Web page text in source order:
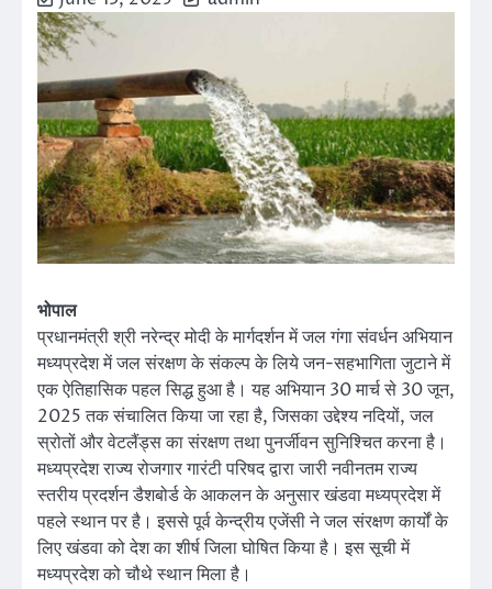
भोपाल
प्रधानमंत्री श्री नरेन्द्र मोदी के मार्गदर्शन में जल गंगा संवर्धन अभियान
मध्यप्रदेश में जल संरक्षण के संकल्प के लिये जन-सहभागिता जुटाने में
एक ऐतिहासिक पहल सिद्ध हुआ है। यह अभियान 30 मार्च से 30 जून,
2025 तक संचालित किया जा रहा है, जिसका उद्देश्य नदियों, जल
स्रोतों और वेटलैंड्स का संरक्षण तथा पुनर्जीवन सुनिश्चित करना है।
मध्यप्रदेश राज्य रोजगार गारंटी परिषद द्वारा जारी नवीनतम राज्य
स्तरीय प्रदर्शन डैशबोर्ड के आकलन के अनुसार खंडवा मध्यप्रदेश में
पहले स्थान पर है। इससे पूर्व केन्द्रीय एजेंसी ने जल संरक्षण कार्यों के
लिए खंडवा को देश का शीर्ष जिला घोषित किया है। इस सूची में
मध्यप्रदेश को चौथे स्थान मिला है।